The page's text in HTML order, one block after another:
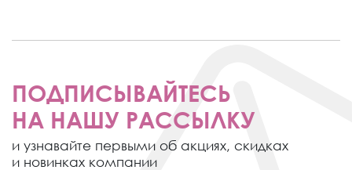
ПОДПИСЫВАЙТЕСЬ
НА НАШУ РАССЫЛКУ
и узнавайте первыми об акциях, скидках
и новинках компании